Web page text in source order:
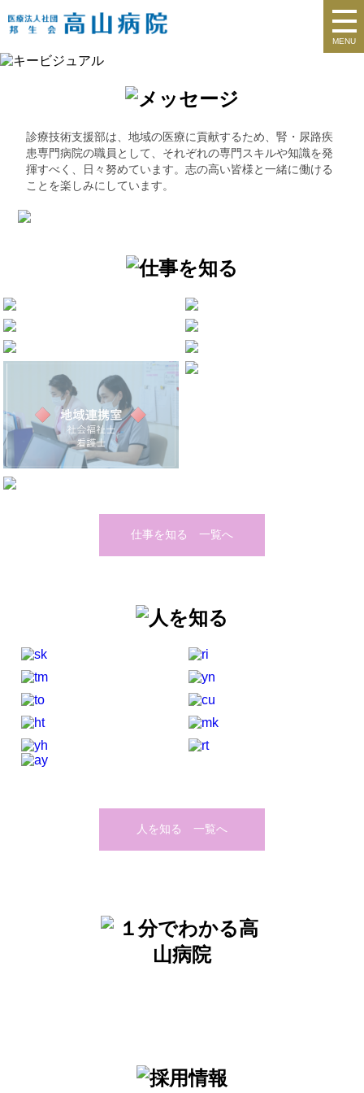
MENU
診療技術支援部は、地域の医療に貢献するため、腎・尿路疾
患専門病院の職員として、それぞれの専門スキルや知識を発
揮すべく、日々努めています。志の高い皆様と一緒に働ける
ことを楽しみにしています。
仕事を知る 一覧へ
人を知る 一覧へ